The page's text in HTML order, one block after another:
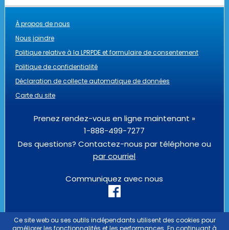
À propos de nous
Nous joindre
Politique relative à la LPRPDE et formulaire de consentement
Politique de confidentialité
Déclaration de collecte automatique de données
Carte du site
Prenez rendez-vous en ligne maintenant »
1-888-499-7277
Des questions? Contactez-nous par téléphone ou
par courriel
Communiquez avec nous